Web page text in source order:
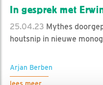
In gesprek met
25.04.23 Mythes
houtsnip in nieuwe
Arjan Berben
lees meer